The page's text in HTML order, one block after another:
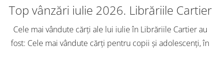
Top vânzări iulie 2026. Librăriile Cartier
Cele mai vândute cărți ale lui iulie în Librăriile Cartier au
fost: Cele mai vândute cărți pentru copii și adolescenți, în